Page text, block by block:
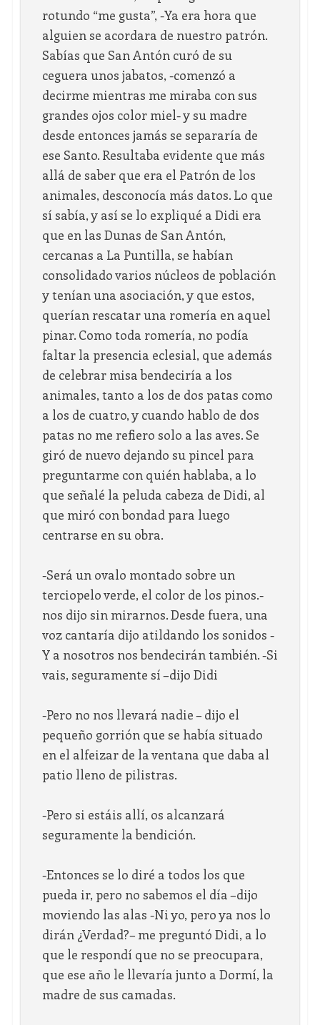
rotundo “me gusta”, -Ya era hora que
alguien se acordara de nuestro patrón.
Sabías que San Antón curó de su
ceguera unos jabatos, -comenzó a
decirme mientras me miraba con sus
grandes ojos color miel- y su madre
desde entonces jamás se separaría de
ese Santo. Resultaba evidente que más
allá de saber que era el Patrón de los
animales, desconocía más datos. Lo que
sí sabía, y así se lo expliqué a Didi era
que en las Dunas de San Antón,
cercanas a La Puntilla, se habían
consolidado varios núcleos de población
y tenían una asociación, y que estos,
querían rescatar una romería en aquel
pinar. Como toda romería, no podía
faltar la presencia eclesial, que además
de celebrar misa bendeciría a los
animales, tanto a los de dos patas como
a los de cuatro, y cuando hablo de dos
patas no me refiero solo a las aves. Se
giró de nuevo dejando su pincel para
preguntarme con quién hablaba, a lo
que señalé la peluda cabeza de Didi, al
que miró con bondad para luego
centrarse en su obra.
-Será un ovalo montado sobre un
terciopelo verde, el color de los pinos.-
nos dijo sin mirarnos. Desde fuera, una
voz cantaría dijo atildando los sonidos -
Y a nosotros nos bendecirán también. -Si
vais, seguramente sí –dijo Didi
-Pero no nos llevará nadie – dijo el
pequeño gorrión que se había situado
en el alfeizar de la ventana que daba al
patio lleno de pilistras.
-Pero si estáis allí, os alcanzará
seguramente la bendición.
-Entonces se lo diré a todos los que
pueda ir, pero no sabemos el día –dijo
moviendo las alas -Ni yo, pero ya nos lo
dirán ¿Verdad?– me preguntó Didi, a lo
que le respondí que no se preocupara,
que ese año le llevaría junto a Dormí, la
madre de sus camadas.